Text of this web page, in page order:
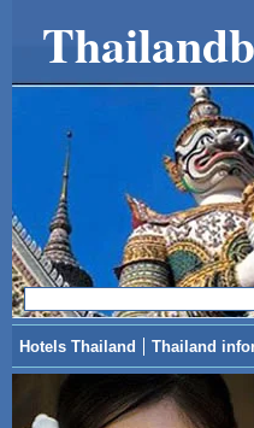
Hotels Thailand Thailand